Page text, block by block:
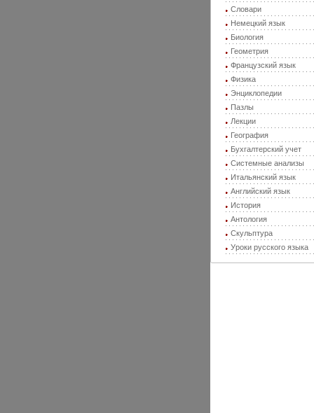
Словари
Немецкий язык
Биология
Геометрия
Французский язык
Физика
Энциклопедии
Пазлы
Лекции
География
Бухгалтерский учет
Системные анализы
Итальянский язык
Английский язык
История
Антология
Скульптура
Уроки русского языка